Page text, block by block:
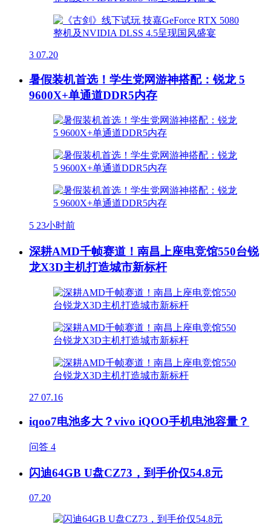
3 07.20
暑假装机首选！学生党网游神搭配：锐龙 5
9600X+单通道DDR5内存
5 23小时前
深耕AMD千帧赛道！南昌上座电竞馆550台锐
龙X3D主机打造城市新标杆
27 07.16
iqoo7电池多大？vivo iQOO手机电池容量？
问答 4
闪迪64GB U盘CZ73，到手价仅54.8元
07.20